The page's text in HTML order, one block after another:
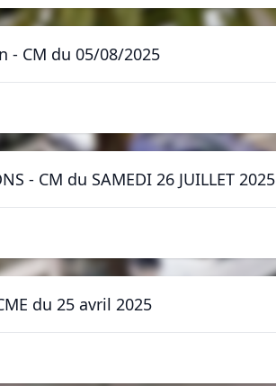
- CM du 05/08/2025
- CM du SAMEDI 26 JUILLET 2025
du 25 avril 2025